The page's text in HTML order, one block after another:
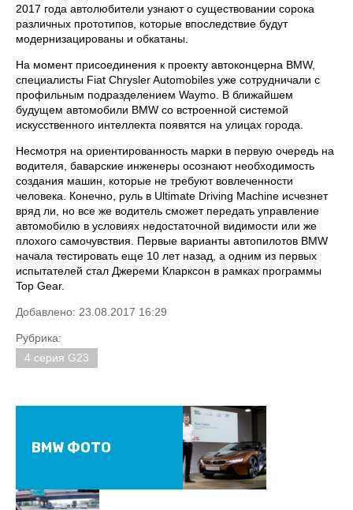
2017 года автолюбители узнают о существовании сорока
различных прототипов, которые впоследствие будут
модернизацированы и обкатаны.
На момент присоединения к проекту автоконцерна BMW,
специалисты Fiat Chrysler Automobiles уже сотрудничали с
профильным подразделением Waymo. В ближайшем
будущем автомобили BMW cо встроенной системой
искусственного интеллекта появятся на улицах города.
Несмотря на ориентированность марки в первую очередь на
водителя, баварские инженеры осознают необходимость
создания машин, которые не требуют вовлеченности
человека. Конечно, руль в Ultimate Driving Machine исчезнет
вряд ли, но все же водитель сможет передать управление
автомобилю в условиях недостаточной видимости или же
плохого самочувствия. Первые варианты автопилотов BMW
начала тестировать еще 10 лет назад, а одним из первых
испытателей стал Джереми Кларксон в рамках программы
Top Gear.
Добавлено: 23.08.2017 16:29
Рубрика:
4 серия G23
BMW ФОТО